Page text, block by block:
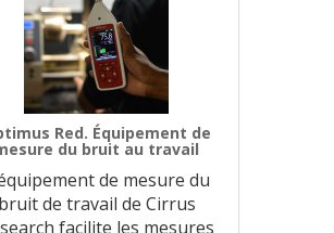
Red. Équipement de
du bruit au travail
de mesure du
bruit de travail de Cirrus
facilite les mesures